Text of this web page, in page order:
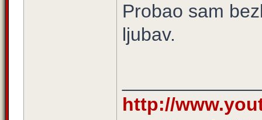
Probao sam
ljubav.
http://